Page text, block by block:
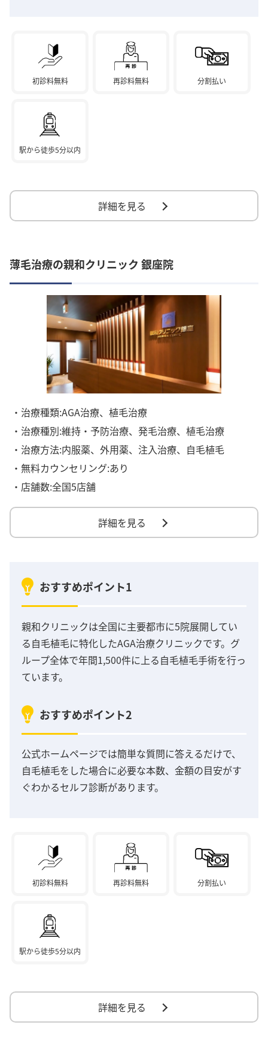
初診料無料 再診料無料 分割払い
駅から徒歩5分以内
詳細を見る
薄毛治療の親和クリニック 銀座院
・治療種類:AGA治療、植毛治療
・治療種別:維持・予防治療、発毛治療、植毛治療
・治療方法:内服薬、外用薬、注入治療、自毛植毛
・無料カウンセリング:あり
・店舗数:全国5店舗
詳細を見る
おすすめポイント1
親和クリニックは全国に主要都市に5院展開してい
る自毛植毛に特化したAGA治療クリニックです。グ
ループ全体で年間1,500件に上る自毛植毛手術を行っ
ています。
おすすめポイント2
公式ホームページでは簡単な質問に答えるだけで、
自毛植毛をした場合に必要な本数、金額の目安がす
ぐわかるセルフ診断があります。
初診料無料 再診料無料 分割払い
駅から徒歩5分以内
詳細を見る